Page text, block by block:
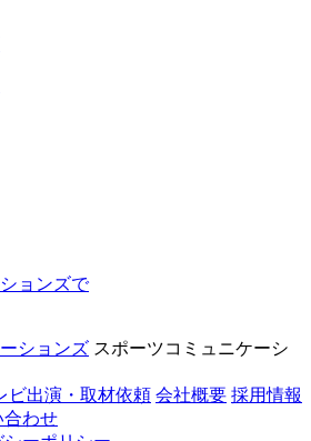
ョンズで
スポーツコミュニケーシ
ビ出演・取材依頼 会社概要 採用情報
合わせ